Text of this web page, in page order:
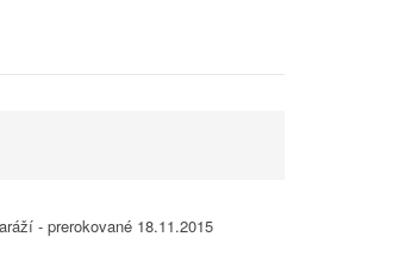
- prerokované 18.11.2015